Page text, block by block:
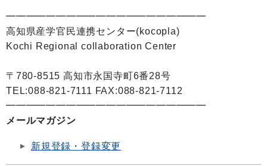
━━━━━━━━━━━━━━━━━━━━
高知県産学官民連携センター(kocopla)
Kochi Regional collaboration Center
〒780-8515 高知市永国寺町6番28号
TEL:088-821-7111 FAX:088-821-7112
━━━━━━━━━━━━━━━━━━━━
メールマガジン
新規登録・登録変更